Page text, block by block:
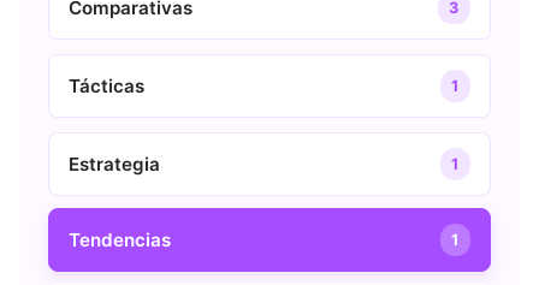
Comparativas 3
Tácticas 1
Estrategia 1
Tendencias 1